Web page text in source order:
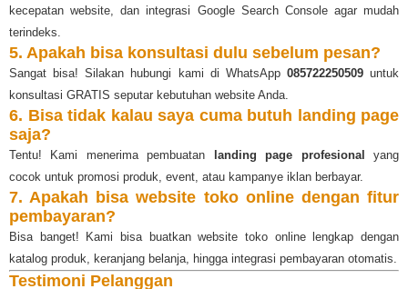
kecepatan website, dan integrasi Google Search Console agar mudah
terindeks.
5. Apakah bisa konsultasi dulu sebelum pesan?
Sangat bisa! Silakan hubungi kami di WhatsApp 085722250509untuk
konsultasi GRATIS seputar kebutuhan website Anda.
6. Bisa tidak kalau saya cuma butuh landing page
saja?
Tentu! Kami menerima pembuatan landing page profesional
yang
cocok untuk promosi produk, event, atau kampanye iklan berbayar.
7. Apakah bisa website toko online dengan fitur
pembayaran?
Bisa banget! Kami bisa buatkan website toko online lengkap dengan
katalog produk, keranjang belanja, hingga integrasi pembayaran otomatis.
Testimoni Pelanggan